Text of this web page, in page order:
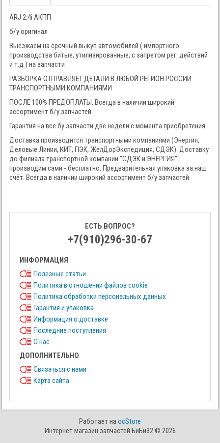
ARJ 2.4i АКПП
б/у оригинал
Выезжаем на срочный выкуп автомобилей ( импортного
производства битые, утилизированные, с запретом рег. действий
и т.д ) на запчасти
РАЗБОРКА ОТПРАВЛЯЕТ ДЕТАЛИ В ЛЮБОЙ РЕГИОН РОССИИ
ТРАНСПОРТНЫМИ КОМПАНИЯМИ
ПОСЛЕ 100% ПРЕДОПЛАТЫ. Всегда в наличии широкий
ассортимент б/у запчастей.
Гарантия на все бу запчасти две недели с момента приобретения
Доставка производится транспортными компаниями (Энергия,
Деловые Линии, КИТ, ПЭК, ЖелДорЭкспедиция, СДЭК). Доставку
до филиала транспортной компании "СДЭК и ЭНЕРГИЯ"
производим сами - бесплатно. Предварительная упаковка за наш
счёт. Всегда в наличии широкий ассортимент б/у запчастей.
ЕСТЬ ВОПРОС?
+7(910)296-30-67
ИНФОРМАЦИЯ
Полезные статьи
Политика в отношении файлов cookie
Политика обработки персональных данных
Гарантия и упаковка
Информация о доставке
Последние поступления
О нас
ДОПОЛНИТЕЛЬНО
Связаться с нами
Карта сайта
Работает наocStore
Интернет магазин запчастей БиБи32 © 2026